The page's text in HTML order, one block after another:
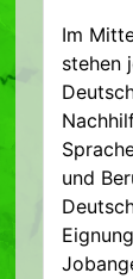
Im
stehen
und